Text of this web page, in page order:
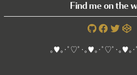
Find me on the
｡♥｡･ﾟ♡ﾟ･｡♥｡･ﾟ♡ﾟ･｡♥｡